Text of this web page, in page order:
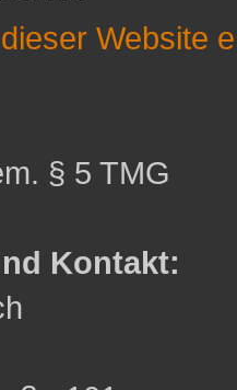
Website
§ 5 TMG
Kontakt: